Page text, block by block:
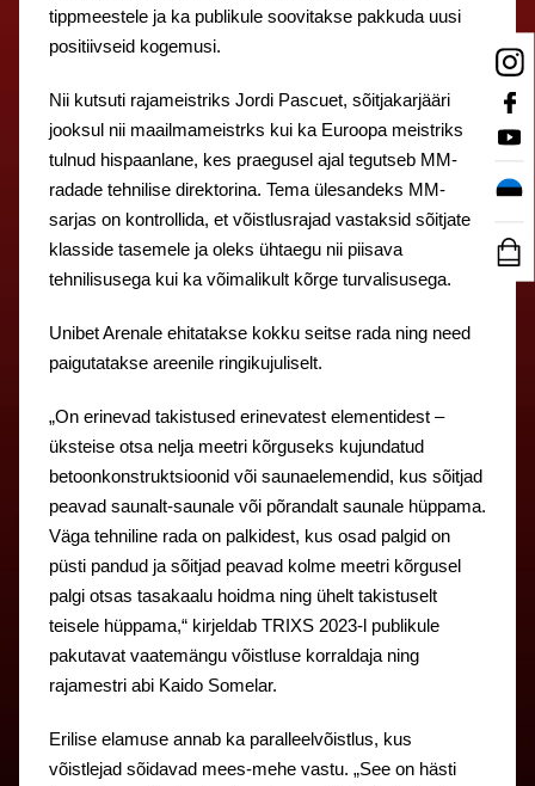
tippmeestele ja ka publikule soovitakse pakkuda uusi
positiivseid kogemusi.
Nii kutsuti rajameistriks Jordi Pascuet, sõitjakarjääri
jooksul nii maailmameistrks kui ka Euroopa meistriks
tulnud hispaanlane, kes praegusel ajal tegutseb MM-
radade tehnilise direktorina. Tema ülesandeks MM-
sarjas on kontrollida, et võistlusrajad vastaksid sõitjate
klasside tasemele ja oleks ühtaegu nii piisava
tehnilisusega kui ka võimalikult kõrge turvalisusega.
Unibet Arenale ehitatakse kokku seitse rada ning need
paigutatakse areenile ringikujuliselt.
„On erinevad takistused erinevatest elementidest –
üksteise otsa nelja meetri kõrguseks kujundatud
betoonkonstruktsioonid või saunaelemendid, kus sõitjad
peavad saunalt-saunale või põrandalt saunale hüppama.
Väga tehniline rada on palkidest, kus osad palgid on
püsti pandud ja sõitjad peavad kolme meetri kõrgusel
palgi otsas tasakaalu hoidma ning ühelt takistuselt
teisele hüppama,“ kirjeldab TRIXS 2023-l publikule
pakutavat vaatemängu võistluse korraldaja ning
rajamestri abi Kaido Somelar.
Erilise elamuse annab ka paralleelvõistlus, kus
võistlejad sõidavad mees-mehe vastu. „See on hästi